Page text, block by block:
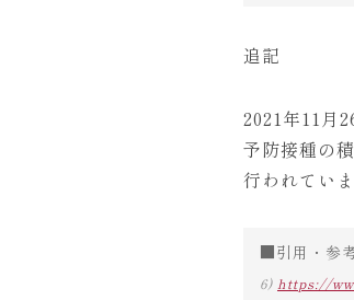
追記
2021年11月
予防接種の
行われていま
■引用・参
6) https://